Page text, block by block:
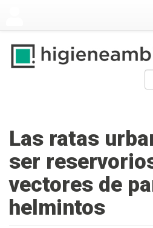
Las ratas
ser
vectores de
helmintos